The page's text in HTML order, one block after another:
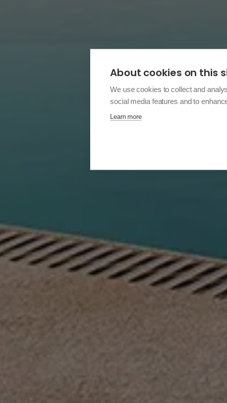
About cookies on this
We use cookies to collect and
social media features and to
Learn more